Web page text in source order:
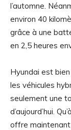
l’automne.
environ 40
grâce à une
en 2,5 heures
Hyundai est
les véhicules
seulement une
d’aujourd’hui.
offre